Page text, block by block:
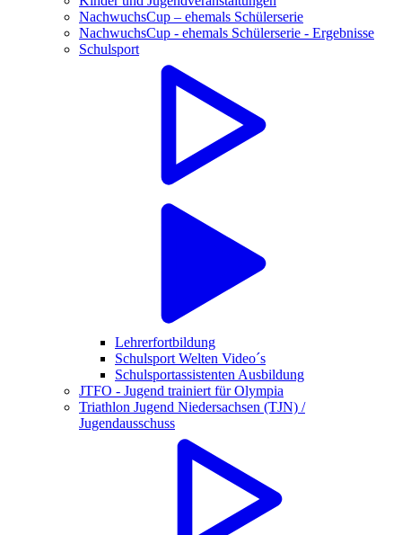
NachwuchsCup – ehemals Schülerserie
NachwuchsCup - ehemals Schülerserie - Ergebnisse
Schulsport
Lehrerfortbildung
Schulsport Welten Video´s
Schulsportassistenten Ausbildung
JTFO - Jugend trainiert für Olympia
Triathlon Jugend Niedersachsen (TJN) /
Jugendausschuss